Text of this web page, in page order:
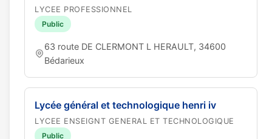
LYCEE PROFESSIONNEL
Public
63 route DE CLERMONT L HERAULT, 34600
Bédarieux
Lycée général et technologique henri iv
LYCEE ENSEIGNT GENERAL ET TECHNOLOGIQUE
Public